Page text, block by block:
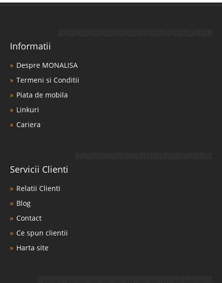
Informatii
Despre MONALISA
Termeni si Conditii
Piata de mobila
Linkuri
Cariera
Servicii Clienti
Relatii Clienti
Blog
Contact
Ce spun clientii
Harta site